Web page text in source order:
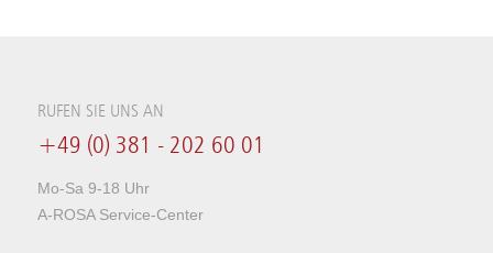
RUFEN SIE UNS AN
+49 (0) 381 - 202 60 01
Mo-Sa 9-18 Uhr
A-ROSA Service-Center